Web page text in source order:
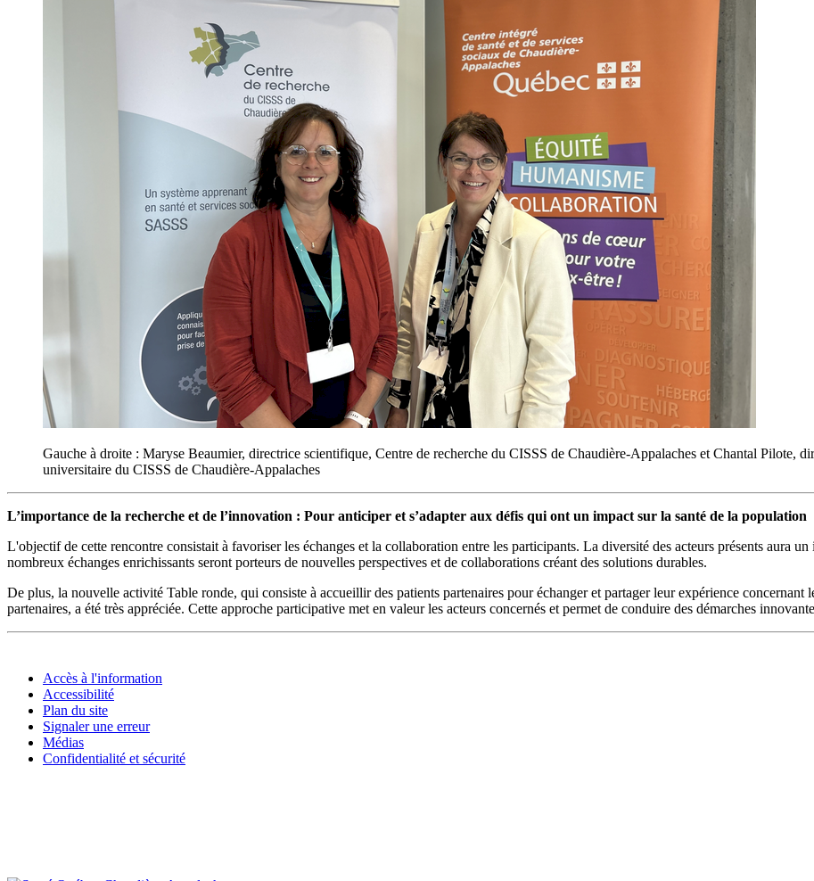
Gauche à droite : Maryse Beaumier, directrice scientifique, Centre de recherche du CISSS de Chaudière-Appalaches et Chantal Pilote,
universitaire du CISSS de Chaudière-Appalaches
L’importance de la recherche et de l’innovation : Pour anticiper et s’adapter aux défis qui ont un impact sur la santé de la population
L'objectif de cette rencontre consistait à favoriser les échanges et la collaboration entre les participants. La diversité des acteurs présents aura
nombreux échanges enrichissants seront porteurs de nouvelles perspectives et de collaborations créant des solutions durables.
De plus, la nouvelle activité Table ronde, qui consiste à accueillir des patients partenaires pour échanger et partager leur expérience concernant
partenaires, a été très appréciée. Cette approche participative met en valeur les acteurs concernés et permet de conduire des démarches
Accès à l'information
Accessibilité
Plan du site
Signaler une erreur
Médias
Confidentialité et sécurité